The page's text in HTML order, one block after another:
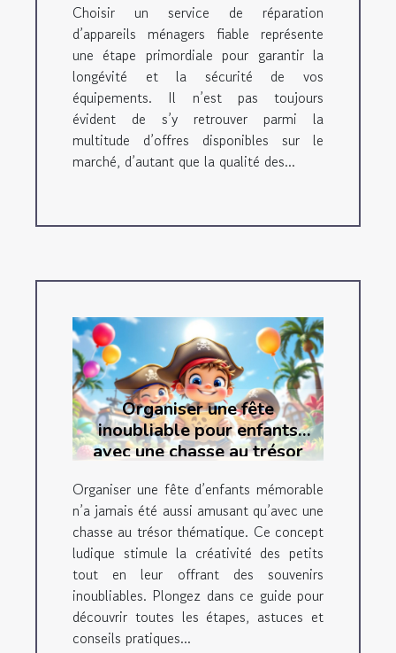
Choisir un service de réparation
d’appareils ménagers fiable représente
une étape primordiale pour garantir la
longévité et la sécurité de vos
équipements. Il n’est pas toujours
évident de s’y retrouver parmi la
multitude d’offres disponibles sur le
marché, d’autant que la qualité des...
Organiser une fête
inoubliable pour enfants
avec une chasse au trésor
Organiser une fête d’enfants mémorable
n’a jamais été aussi amusant qu’avec une
chasse au trésor thématique. Ce concept
ludique stimule la créativité des petits
tout en leur offrant des souvenirs
inoubliables. Plongez dans ce guide pour
découvrir toutes les étapes, astuces et
conseils pratiques...